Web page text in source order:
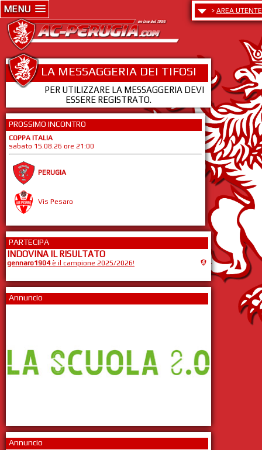
MENU > AREA UTENTE
LA MESSAGGERIA DEI TIFOSI
PER UTILIZZARE LA MESSAGGERIA DEVI
ESSERE REGISTRATO.
PROSSIMO INCONTRO
COPPA ITALIA
sabato 15.08.26 ore 21:00
PERUGIA
Vis Pesaro
PARTECIPA
INDOVINA IL RISULTATO
gennaro1904è il campione 2025/2026!
Annuncio
Annuncio